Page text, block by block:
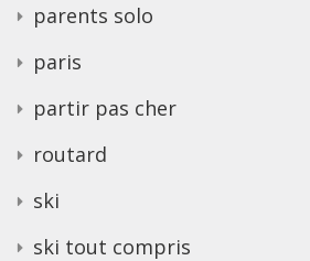
parents solo
paris
partir pas cher
routard
ski
ski tout compris